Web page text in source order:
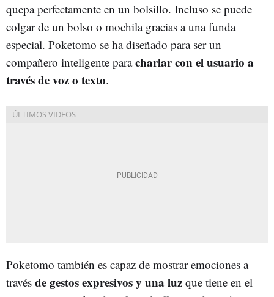
quepa perfectamente en un bolsillo. Incluso se puede
colgar de un bolso o mochila gracias a una funda
especial. Poketomo se ha diseñado para ser un
compañero inteligente paracharlar con el usuario a
través de voz o texto.
Poketomo también es capaz de mostrar emociones a
través de gestos expresivos y una luz que tiene en el